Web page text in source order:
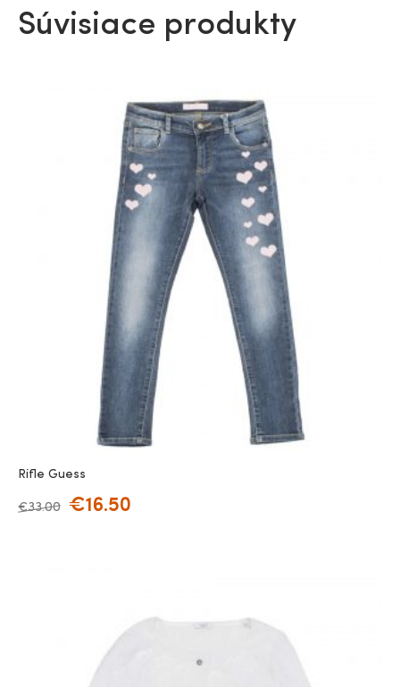
Súvisiace produkty
Rifle Guess
€33.00 €16.50